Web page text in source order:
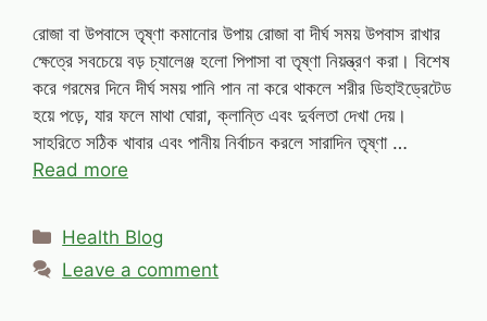
রোজা বা উপবাসে তৃষ্ণা কমানোর উপায় রোজা বা দীর্ঘ সময় উপবাস রাখার
ক্ষেত্রে সবচেয়ে বড় চ্যালেঞ্জ হলো পিপাসা বা তৃষ্ণা নিয়ন্ত্রণ করা। বিশেষ
করে গরমের দিনে দীর্ঘ সময় পানি পান না করে থাকলে শরীর ডিহাইড্রেটেড
হয়ে পড়ে, যার ফলে মাথা ঘোরা, ক্লান্তি এবং দুর্বলতা দেখা দেয়।
সাহরিতে সঠিক খাবার এবং পানীয় নির্বাচন করলে সারাদিন তৃষ্ণা …
Read more
Categories
Health Blog
Leave a comment